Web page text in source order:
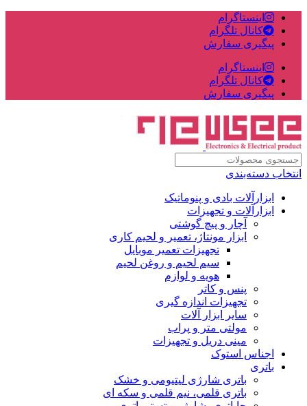
اینستاگرام
کانال تلگرام
پیگیری سفارش
اینستاگرام
کانال تلگرام
پیگیری سفارش
انتخاب دسته‌بندی
ابزارآلات بادی و پنوماتیک
ابزارآلات و تجهیزات
آچار و پیچ گوشتی
ابزار مونتاژ، تعمیر و لحیم کاری
تجهیزات تعمیر موبایل
سیم لحیم و روغن لحیم
هویه و لوازم
پنس و کاتر
تجهیزات اندازه گیری
سایر ابزار آلات
مولتی متر و پراب
مینی دریل و تجهیزات
اجناس استوک
باتری
باتری شارژی لیتیومی و خشک
باتری قلمی، نیم قلمی و سکه ای